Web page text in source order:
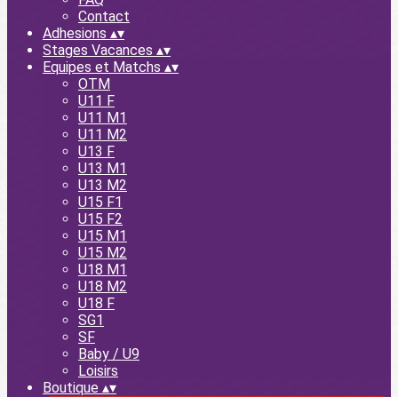
Contact
Adhesions ▴▾
Stages Vacances ▴▾
Equipes et Matchs ▴▾
OTM
U11 F
U11 M1
U11 M2
U13 F
U13 M1
U13 M2
U15 F1
U15 F2
U15 M1
U15 M2
U18 M1
U18 M2
U18 F
SG1
SF
Baby / U9
Loisirs
Boutique ▴▾